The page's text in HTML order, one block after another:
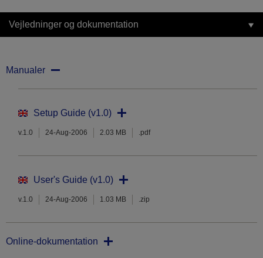
Vejledninger og dokumentation
Manualer
Setup Guide (v1.0)
v.1.0 24-Aug-2006 2.03 MB .pdf
User's Guide (v1.0)
v.1.0 24-Aug-2006 1.03 MB .zip
Online-dokumentation